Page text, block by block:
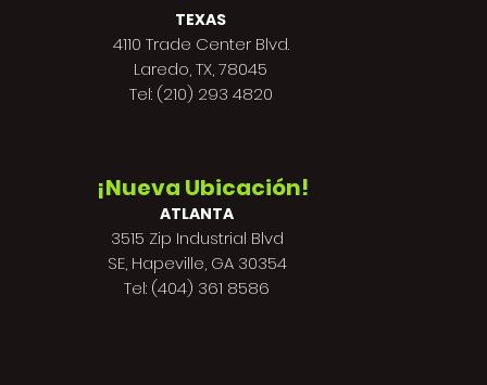
TEXAS
4110 Trade Center Blvd.
Laredo, TX, 78045
Tel: (210) 293 4820
¡Nueva Ubicación!
ATLANTA
3515 Zip Industrial Blvd
SE, Hapeville, GA 30354
Tel: (404) 361 8586